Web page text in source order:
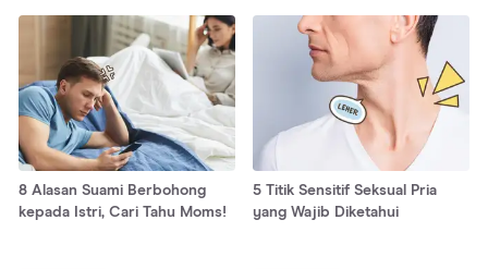
8 Alasan Suami Berbohong
kepada Istri, Cari Tahu Moms!
5 Titik Sensitif Seksual Pria
yang Wajib Diketahui